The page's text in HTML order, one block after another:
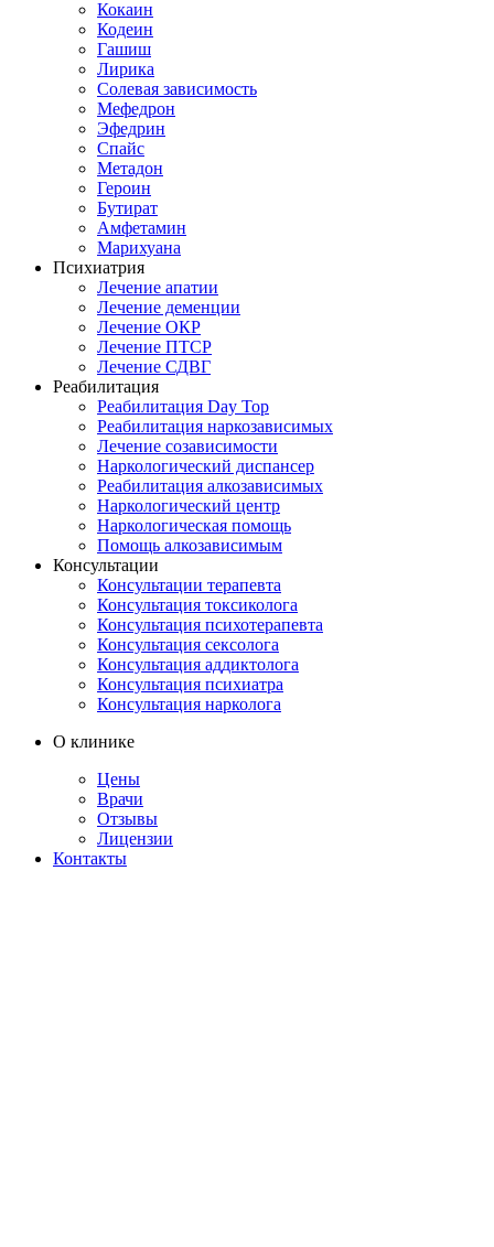
Кокаин
Кодеин
Гашиш
Лирика
Солевая зависимость
Мефедрон
Эфедрин
Спайс
Метадон
Героин
Бутират
Амфетамин
Марихуана
Психиатрия
Лечение апатии
Лечение деменции
Лечение ОКР
Лечение ПТСР
Лечение СДВГ
Реабилитация
Реабилитация Day Top
Реабилитация наркозависимых
Лечение созависимости
Наркологический диспансер
Реабилитация алкозависимых
Наркологический центр
Наркологическая помощь
Помощь алкозависимым
Консультации
Консультации терапевта
Консультация токсиколога
Консультация психотерапевта
Консультация сексолога
Консультация аддиктолога
Консультация психиатра
Консультация нарколога
О клинике
Цены
Врачи
Отзывы
Лицензии
Контакты